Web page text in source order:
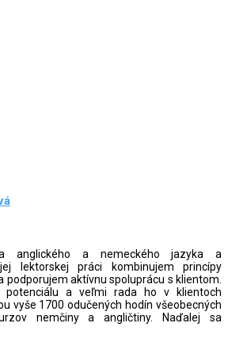
anglického a nemeckého jazyka a
lektorskej práci kombinujem princípy
podporujem aktívnu spoluprácu s klientom.
potenciálu a veľmi rada ho v klientoch
vyše 1700 odučených hodín všeobecných
nemčiny a angličtiny. Naďalej sa